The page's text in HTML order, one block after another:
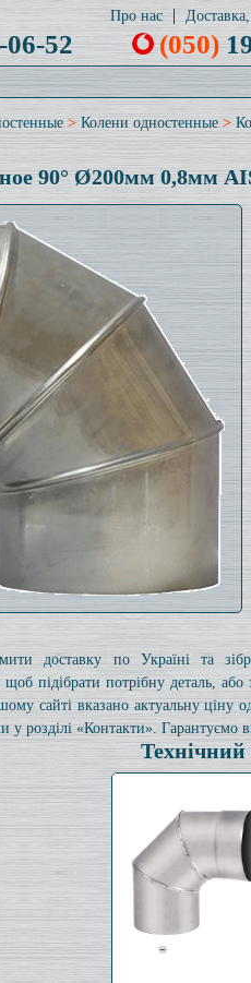
Про нас
52 (050)
> Колени одностенные>
90° Ø200мм 0,8мм
доставку по Україні та
щоб підібрати потрібну деталь,
сайті вказано актуальну
у розділі «Контакти». Гарантуємо